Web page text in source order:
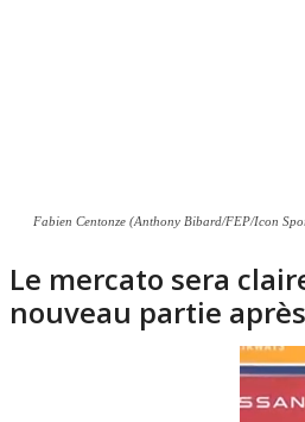
Fabien Centonze (Anthony Bibard/FEP/Icon
Le mercato sera
nouveau partie